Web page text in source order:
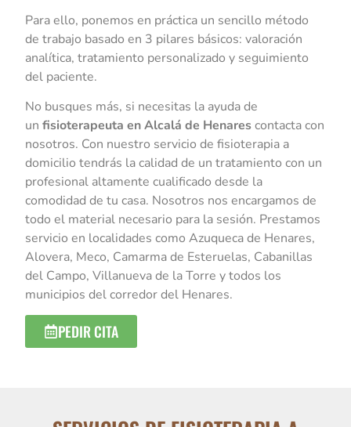
Para ello, ponemos en práctica un sencillo método
de trabajo basado en 3 pilares básicos: valoración
analítica, tratamiento personalizado y seguimiento
del paciente.
No busques más, si necesitas la ayuda de
unfisioterapeuta en Alcalá de Henarescontacta con
nosotros. Con nuestro servicio de fisioterapia a
domicilio tendrás la calidad de un tratamiento con un
profesional altamente cualificado desde la
comodidad de tu casa. Nosotros nos encargamos de
todo el material necesario para la sesión. Prestamos
servicio en localidades como Azuqueca de Henares,
Alovera, Meco, Camarma de Esteruelas, Cabanillas
del Campo, Villanueva de la Torre y todos los
municipios del corredor del Henares.
PEDIR CITA